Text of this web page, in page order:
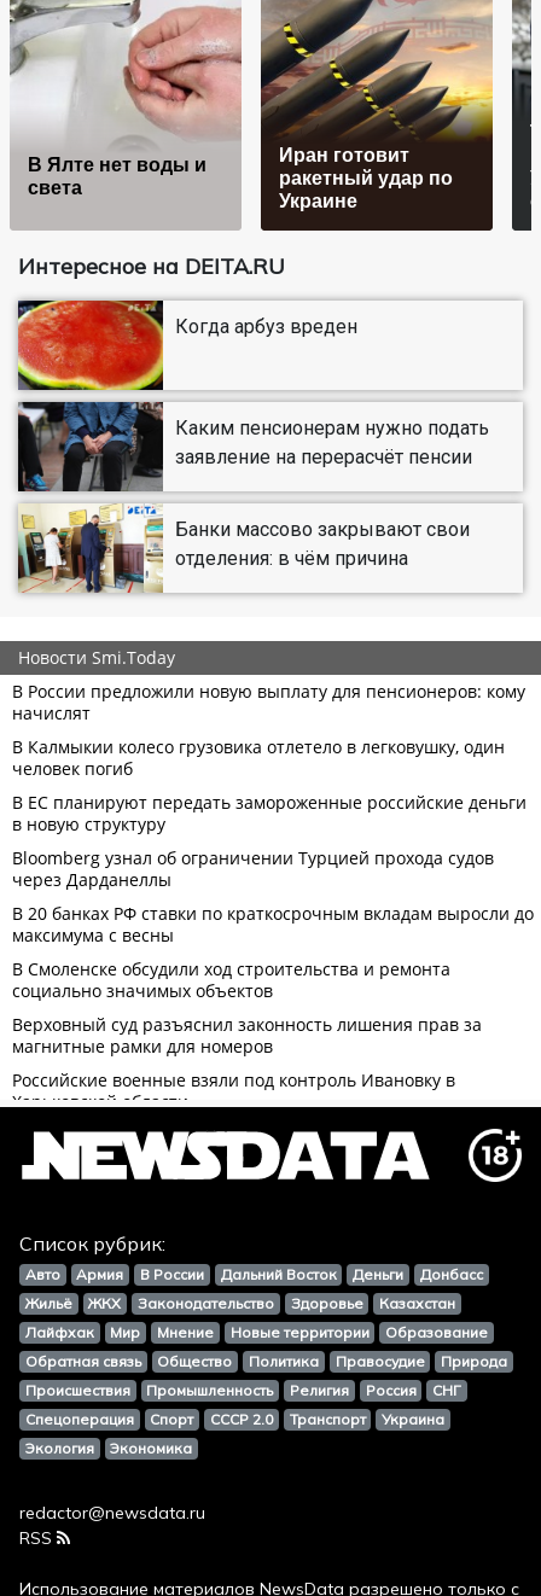
В Ялте нет воды и
света
Иран готовит
ракетный удар по
Украине
Интересное на DEITA.RU
Когда арбуз вреден
Каким пенсионерам нужно подать
заявление на перерасчёт пенсии
Банки массово закрывают свои
отделения: в чём причина
Список рубрик:
Авто Армия В России Дальний Восток Деньги
Донбасс
Жильё
ЖКХ Законодательство Здоровье
Казахстан
Лайфхак
Мир Мнение Новые территории
Образование
Обратная связь
Общество Политика Правосудие
Природа
Происшествия
Промышленность Религия Россия
СНГ
Спецоперация
Спорт СССР 2.0 Транспорт
Украина
Экология
Экономика
redactor@newsdata.ru
RSS
Использование материалов NewsData разрешено только с